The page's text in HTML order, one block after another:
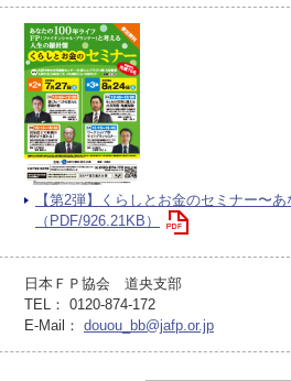
【第2弾】くらしとお金のセミナー〜
（PDF/926.21KB）
日本ＦＰ協会 道央支部
TEL： 0120-874-172
E-Mail： douou_bb@jafp.or.jp